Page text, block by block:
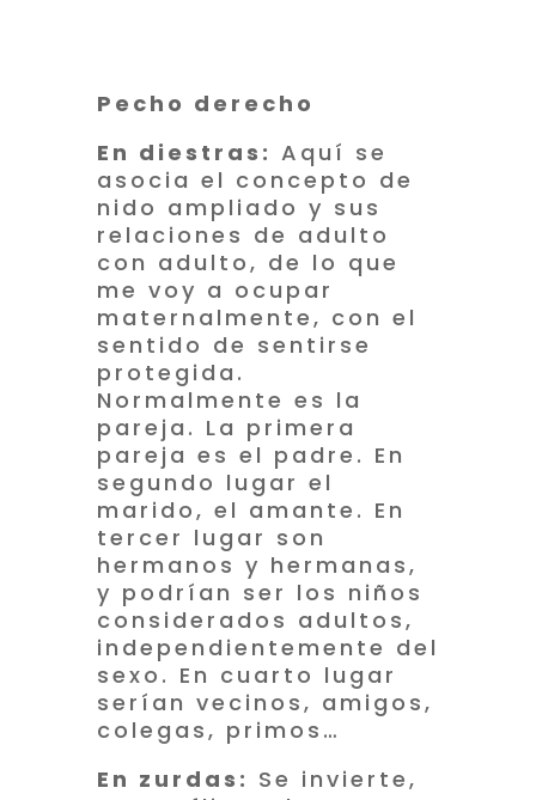
Pecho derecho
En diestras: Aquí se
asocia el concepto de
nido ampliado y sus
relaciones de adulto
con adulto, de lo que
me voy a ocupar
maternalmente, con el
sentido de sentirse
protegida.
Normalmente es la
pareja. La primera
pareja es el padre. En
segundo lugar el
marido, el amante. En
tercer lugar son
hermanos y hermanas,
y podrían ser los niños
considerados adultos,
independientemente del
sexo. En cuarto lugar
serían vecinos, amigos,
colegas, primos…
En zurdas: Se invierte,